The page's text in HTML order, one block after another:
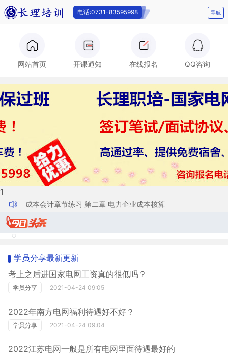
83595998
电话:0731-83595998 导航
网站首页 开课通知 在线报名 QQ咨询
1
成本会计章节练习 第二章 电力企业成本核算
成本会计章节练习 第一章 要素费用的归集与分配
学员分享最新更新
考上之后进国家电网工资真的很低吗？
学员分享 2021-04-24 09:05
2022年南方电网福利待遇好不好？
学员分享 2021-04-24 09:04
2022江苏电网一般是所有电网里面待遇最好的